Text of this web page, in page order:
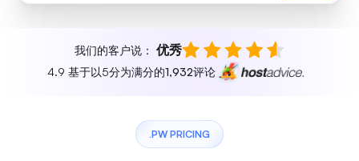
我们的客户说： 优秀
4.9 基于以5分为满分的1,932评论
.PW PRICING